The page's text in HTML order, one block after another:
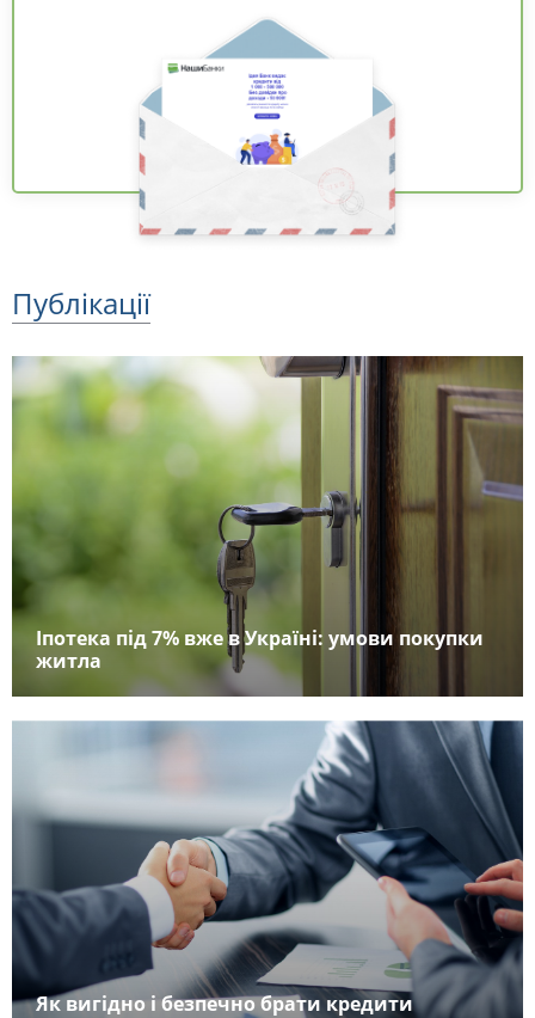
Публікації
Іпотека під 7% вже в Україні: умови покупки
житла
Як вигідно і безпечно брати кредити